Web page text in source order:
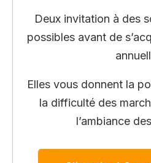
Deux invitation à des
possibles avant de
Elles vous donnent la
la difficulté des
l’ambiance